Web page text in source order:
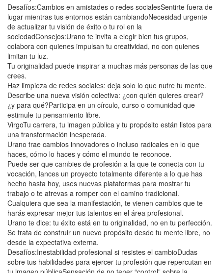
Desafíos:Cambios en amistades o redes socialesSentirte fuera de
lugar mientras tus entornos están cambiandoNecesidad urgente
de actualizar tu visión de éxito o tu rol en la
sociedadConsejos:Urano te invita a elegir bien tus grupos,
colabora con quienes impulsan tu creatividad, no con quienes
limitan tu luz.
Tu originalidad puede inspirar a muchas más personas de las que
crees.
Haz limpieza de redes sociales: deja solo lo que nutre tu mente.
Describe una nueva visión colectiva: ¿con quién quieres crear?
¿y para qué?Participa en un círculo, curso o comunidad que
estimule tu pensamiento libre.
VirgoTu carrera, tu imagen pública y tu propósito están listos para
una transformación inesperada.
Urano trae cambios innovadores o incluso radicales en lo que
haces, cómo lo haces y cómo el mundo te reconoce.
Puede ser que cambies de profesión a la que te conecta con tu
vocación, lances un proyecto totalmente diferente a lo que has
hecho hasta hoy, uses nuevas plataformas para mostrar tu
trabajo o te atrevas a romper con el camino tradicional.
Cualquiera que sea la manifestación, te vienen cambios que te
harás expresar mejor tus talentos en el área profesional.
Urano te dice: tu éxito está en tu originalidad, no en tu perfección.
Se trata de construir un nuevo propósito desde tu mente libre, no
desde la expectativa externa.
Desafíos:Inestabilidad profesional si resistes el cambioDudas
sobre tus habilidades para ejercer tu profesión que repercutan en